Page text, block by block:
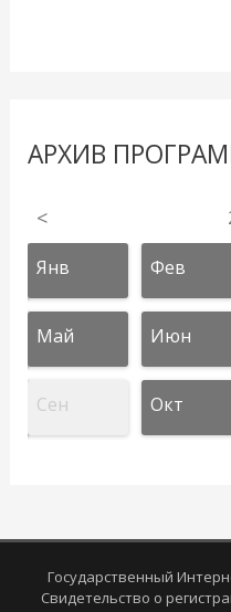
АРХИВ
<
Янв Фев
Май Июн
Сен Окт
Государственный
Свидетельство о